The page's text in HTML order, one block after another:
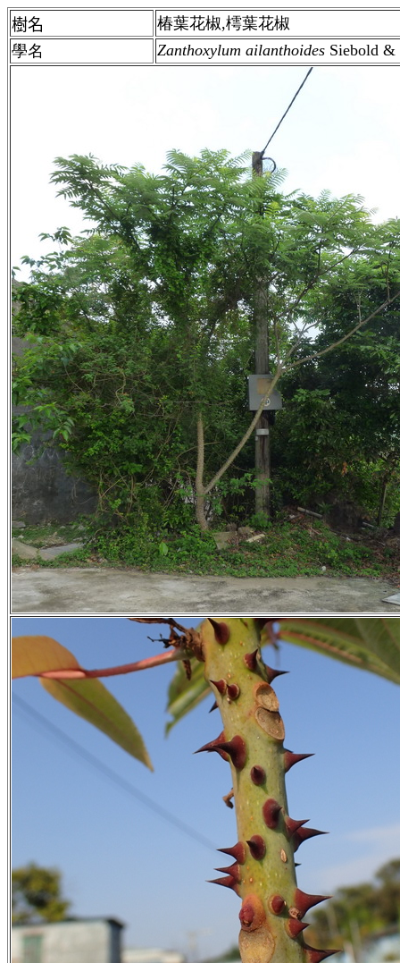
樹名
椿葉花椒,樗葉花椒
學名
Zanthoxylum ailanthoides Siebold &